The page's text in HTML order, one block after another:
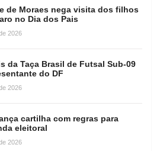
de Moraes nega visita dos filhos
no Dia dos Pais
2026
da Taça Brasil de Futsal Sub-09
do DF
2026
cartilha com regras para
eleitoral
2026